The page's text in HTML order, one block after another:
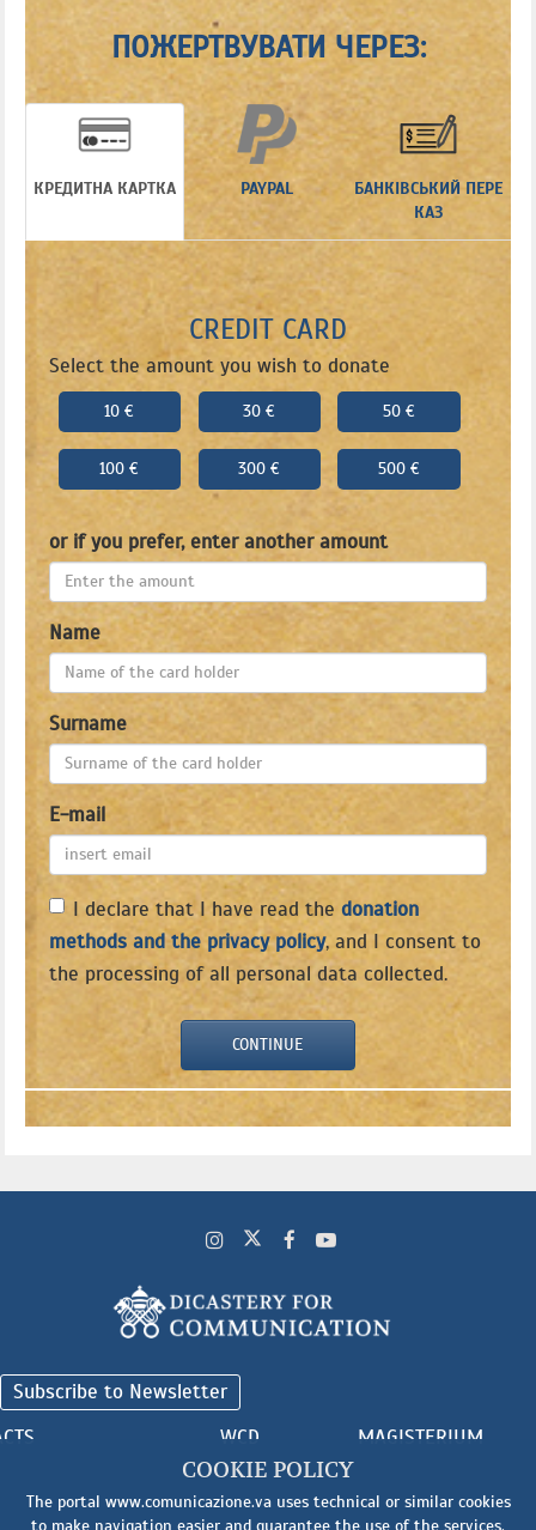
ПОЖЕРТВУВАТИ ЧЕРЕЗ:
КРЕДИТНА КАРТКА PAYPAL
БАНКІВСЬКИЙ ПЕРЕ
КАЗ
CREDIT CARD
Select the amount you wish to donate
10 € 30 € 50 €
100 € 300 € 500 €
or if you prefer, enter another amount
Name
Surname
E-mail
I declare that I have read thedonation
methods and the privacy policy, and I consent to
the processing of all personal data collected.
CONTINUE
Subscribe to Newsletter
WCD MAGISTERIUM
COOKIE POLICY
The portal www.comunicazione.va uses technical or similar cookies
to make navigation easier and guarantee the use of the services.